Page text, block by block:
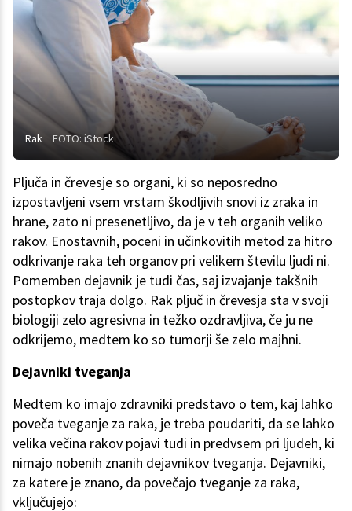
Rak FOTO: iStock
Pljuča in črevesje so organi, ki so neposredno
izpostavljeni vsem vrstam škodljivih snovi iz zraka in
hrane, zato ni presenetljivo, da je v teh organih veliko
rakov. Enostavnih, poceni in učinkovitih metod za hitro
odkrivanje raka teh organov pri velikem številu ljudi ni.
Pomemben dejavnik je tudi čas, saj izvajanje takšnih
postopkov traja dolgo. Rak pljuč in črevesja sta v svoji
biologiji zelo agresivna in težko ozdravljiva, če ju ne
odkrijemo, medtem ko so tumorji še zelo majhni.
Dejavniki tveganja
Medtem ko imajo zdravniki predstavo o tem, kaj lahko
poveča tveganje za raka, je treba poudariti, da se lahko
velika večina rakov pojavi tudi in predvsem pri ljudeh, ki
nimajo nobenih znanih dejavnikov tveganja. Dejavniki,
za katere je znano, da povečajo tveganje za raka,
vključujejo: